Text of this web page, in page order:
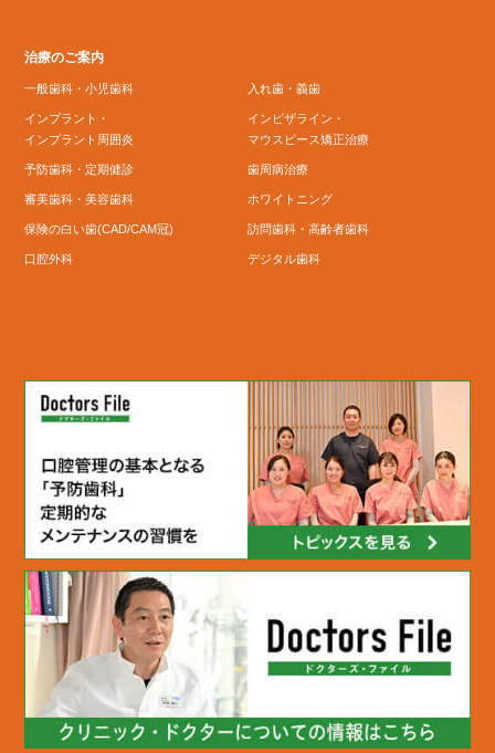
治療のご案内
一般歯科・小児歯科
インプラント・
インプラント周囲炎
予防歯科・定期健診
審美歯科・美容歯科
保険の白い歯(CAD/CAM冠)
口腔外科
入れ歯・義歯
インビザライン・
マウスピース矯正治療
歯周病治療
ホワイトニング
訪問歯科・高齢者歯科
デジタル歯科